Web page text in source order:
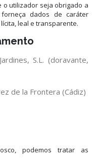
o utilizador seja obrigado a
dados de caráter
leal e transparente.
S.L. (doravante,
de la Frontera (Cádiz)
podemos tratar as